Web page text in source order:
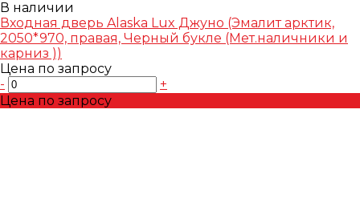
В наличии
Входная дверь Alaska Lux Джуно (Эмалит арктик,
2050*970, правая, Черный букле (Мет.наличники и
карниз ))
Цена по запросу
-
+
Цена по запросу